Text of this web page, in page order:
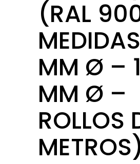
(RAL
MM Ø –
MM Ø –
ROLLOS